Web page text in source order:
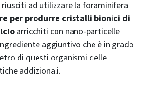
ad utilizzare la foraminifera
per produrre cristalli bionici di
arricchiti con nano-particelle
aggiuntivo che è in grado
di questi organismi delle
addizionali.